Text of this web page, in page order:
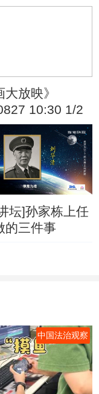
心
大放映》
10:30 1/2
坛]孙家栋上任
的三件事
中国法治观察